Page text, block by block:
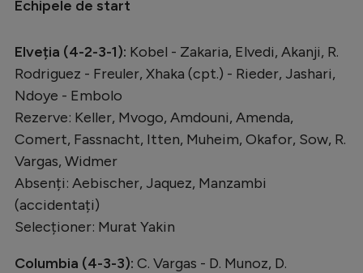
Campionate
Starurile fotbalului
EURO 2024
Stranieri
Clasamente
Tenis
Echipele de start
Elveția (4-2-3-1): Kobel - Zakaria, Elvedi, Akanji, R.
Rodriguez - Freuler, Xhaka (cpt.) - Rieder, Jashari,
Ndoye - Embolo
Rezerve: Keller, Mvogo, Amdouni, Amenda,
Comert, Fassnacht, Itten, Muheim, Okafor, Sow, R.
Vargas, Widmer
Absenți: Aebischer, Jaquez, Manzambi
(accidentați)
Selecționer: Murat Yakin
Columbia (4-3-3): C. Vargas - D. Munoz, D.